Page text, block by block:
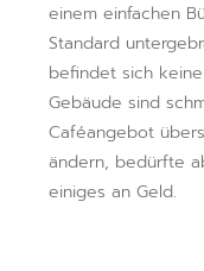
einem einfachen
Standard
befindet sich
Gebäude sind
Caféangebot
ändern, bedürfte
einiges an Geld.